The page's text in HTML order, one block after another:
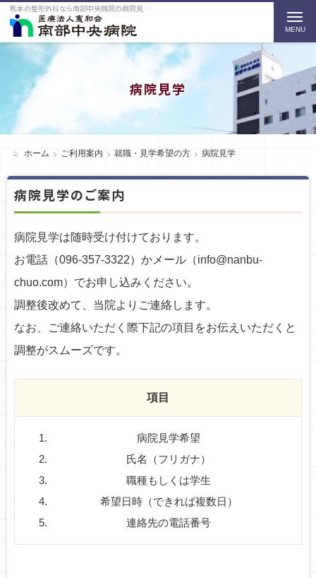
熊本の整形外科なら南部中央病院の病院見学をご紹介
病院見学
ホーム ご利用案内 就職・見学希望の方 病院見学
病院見学のご案内
病院見学は随時受け付けております。
お電話（096-357-3322）かメール（info@nanbu-
chuo.com）でお申し込みください。
調整後改めて、当院よりご連絡します。
なお、ご連絡いただく際下記の項目をお伝えいただくと
調整がスムーズです。
項目
病院見学希望
氏名（フリガナ）
職種もしくは学生
希望日時（できれば複数日）
連絡先の電話番号
t
o
g
i